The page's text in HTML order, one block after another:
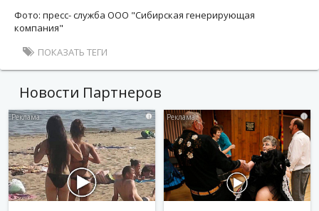
Фото: пресс- служба ООО "Сибирская генерирующая
компания"
ПОКАЗАТЬ ТЕГИ
Новости Партнеров
i i